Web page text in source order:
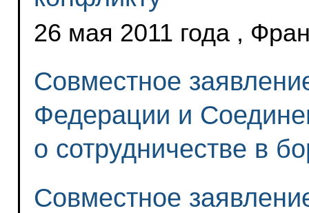
26 мая 2011 года ,
Совместное
Федерации и
о сотрудничестве в
Совместное